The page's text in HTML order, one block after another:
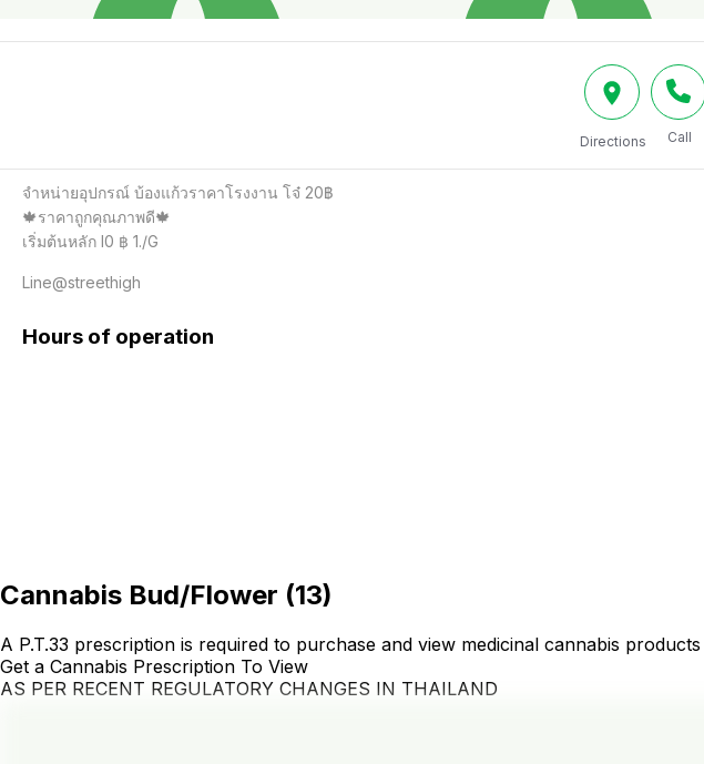
Directions Call
จำหน่ายอุปกรณ์ บ้องแก้วราคาโรงงาน โจ๋ 20฿
🍁ราคาถูกคุณภาพดี🍁
เริ่มต้นหลัก l0 ฿ 1./G
Line@streethigh
Hours of operation
Cannabis Bud/Flower (13)
A P.T.33 prescription is required to purchase and view medicinal cannabis products
Get a Cannabis Prescription To View
AS PER RECENT REGULATORY CHANGES IN THAILAND